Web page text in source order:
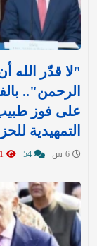
"لا قدّر الله
الرحمن"..
على فوز
التمهيدية